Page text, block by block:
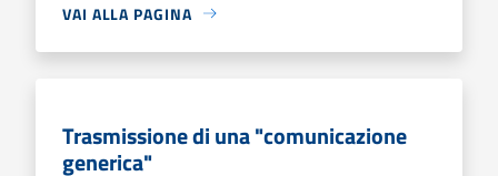
VAI ALLA PAGINA
Trasmissione di una "comunicazione
generica"